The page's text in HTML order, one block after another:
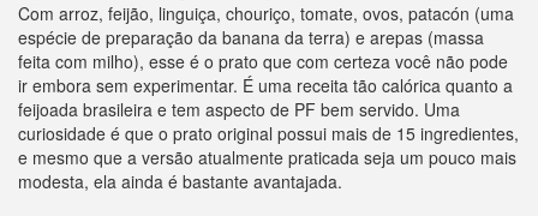
Com arroz, feijão, linguiça, chouriço, tomate, ovos, patacón (uma
espécie de preparação da banana da terra) e arepas (massa
feita com milho), esse é o prato que com certeza você não pode
ir embora sem experimentar. É uma receita tão calórica quanto a
feijoada brasileira e tem aspecto de PF bem servido. Uma
curiosidade é que o prato original possui mais de 15 ingredientes,
e mesmo que a versão atualmente praticada seja um pouco mais
modesta, ela ainda é bastante avantajada.